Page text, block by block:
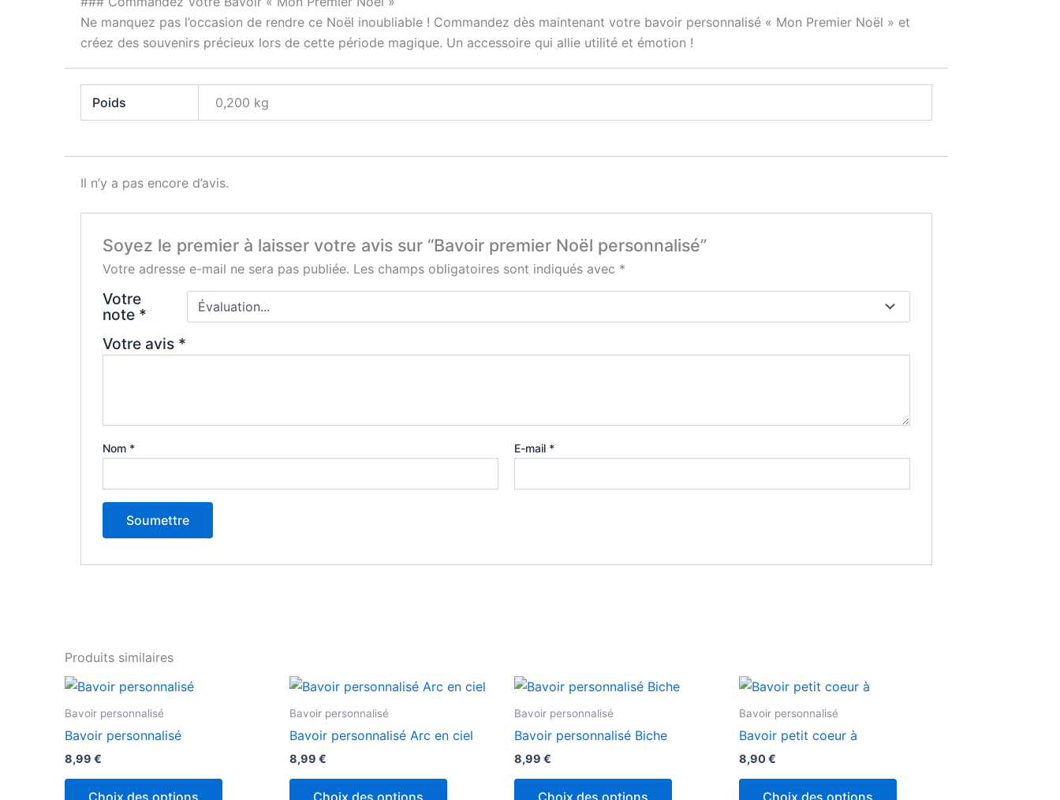
Ne manquez pas l’occasion de rendre ce Noël inoubliable ! Commandez dès maintenant votre bavoir personnalisé « Mon Premier Noël » et
créez des souvenirs précieux lors de cette période magique. Un accessoire qui allie utilité et émotion !
Poids 0,200 kg
Il n’y a pas encore d’avis.
Soyez le premier à laisser votre avis sur “Bavoir premier Noël personnalisé”
Votre adresse e-mail ne sera pas publiée. Les champs obligatoires sont indiqués avec *
Votre
note *
Votre avis *
Nom * E-mail *
Produits similaires
Bavoir personnalisé
Bavoir personnalisé
8,99 €
Choix des options
Bavoir personnalisé
Bavoir personnalisé Arc en ciel
8,99 €
Choix des options
Bavoir personnalisé
Bavoir personnalisé Biche
8,99 €
Choix des options
Bavoir personnalisé
Bavoir petit coeur à
8,90€
Choix des options